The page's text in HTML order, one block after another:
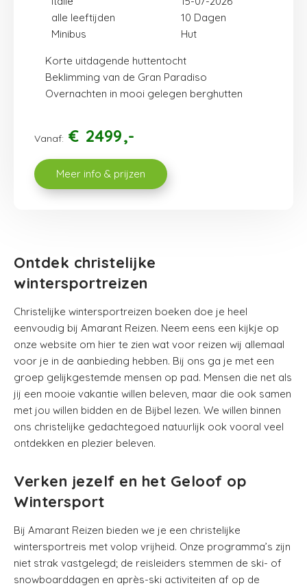
alle leeftijden 10
Minibus Hut
Korte uitdagende huttentocht
Beklimming van de Gran Paradiso
Overnachten in mooi gelegen berghutten
Vanaf: € 2499
Meer info & prijzen
Ontdek christelijke
wintersportreizen
Christelijke wintersportreizen boeken doe je heel
eenvoudig bij Amarant Reizen. Neem eens een kijkje op
onze website om hier te zien wat voor reizen wij allemaal
voor je in de aanbieding hebben. Bij ons ga je met een
groep gelijkgestemde mensen op pad. Mensen die net als
jij een mooie vakantie willen beleven, maar die ook samen
met jou willen bidden en de Bijbel lezen. We willen binnen
ons christelijke gedachtegoed natuurlijk ook vooral veel
ontdekken en plezier beleven.
Verken jezelf en het Geloof op
Wintersport
Bij Amarant Reizen bieden we je een christelijke
wintersportreis met volop vrijheid. Onze programma’s zijn
niet strak vastgelegd; de reisleiders stemmen de ski- of
snowboarddagen en après-ski activiteiten af op de